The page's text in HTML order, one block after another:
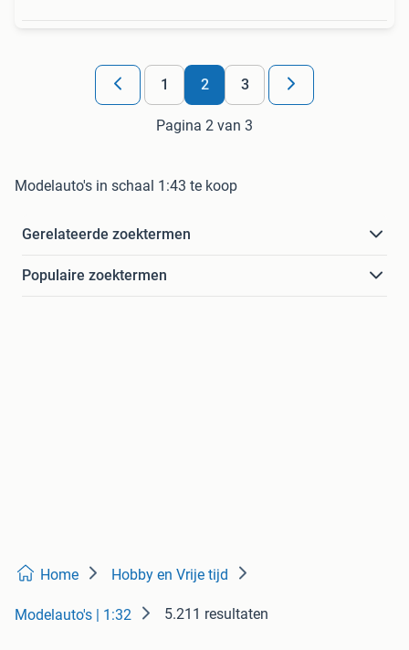
1 2 3
Pagina 2 van 3
Modelauto's in schaal 1:43 te koop
Gerelateerde zoektermen
Populaire zoektermen
Home Hobby en Vrije tijd
Modelauto's | 1:32 5.211 resultaten